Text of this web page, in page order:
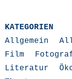
KATEGORIEN
Allgemein
Film
Literatur